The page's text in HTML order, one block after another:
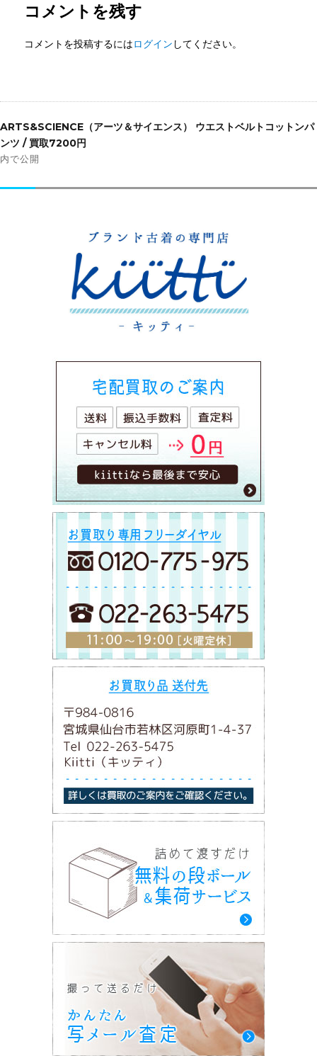
コメントを残す
コメントを投稿するにはログイン してください。
稿
ナ
ビ
ー
ARTS&SCIENCE（アーツ＆サイエンス） ウエストベルトコットンパ
ンツ / 買取7200円
内で公開